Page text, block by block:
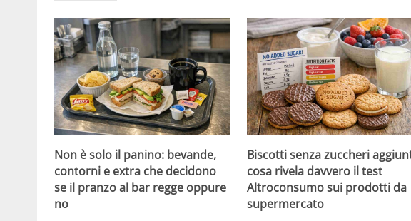
Non è solo il panino: bevande,
contorni e extra che decidono
se il pranzo al bar regge oppure
no
Biscotti senza zuccheri
cosa rivela davvero il test
Altroconsumo sui prodotti da
supermercato